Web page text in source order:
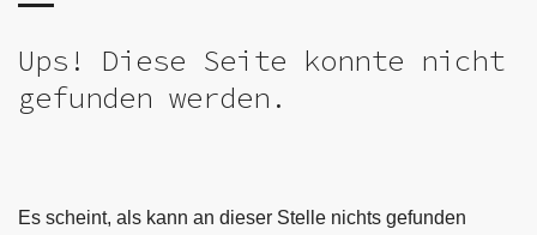
Ups! Diese Seite konnte nicht
gefunden werden.
Es scheint, als kann an dieser Stelle nichts gefunden